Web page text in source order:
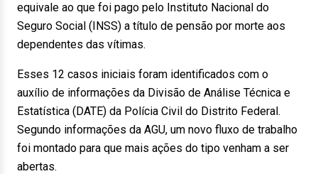
equivale ao que foi pago pelo Instituto Nacional do
Seguro Social (INSS) a título de pensão por morte aos
dependentes das vítimas.
Esses 12 casos iniciais foram identificados com o
auxílio de informações da Divisão de Análise Técnica e
Estatística (DATE) da Polícia Civil do Distrito Federal.
Segundo informações da AGU, um novo fluxo de trabalho
foi montado para que mais ações do tipo venham a ser
abertas.